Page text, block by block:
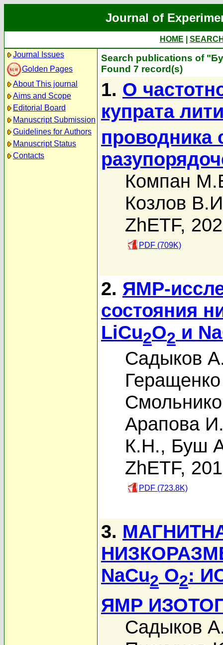
Journal of
HOME
Journal Issues
Golden Pages
About This journal
Aims and Scope
Editorial Board
Manuscript Submission
Guidelines for Authors
Manuscript Status
Contacts
Search publications of
Found 7 record(s)
1. О
купрата
проводника
Компан
Козлов
ZhETF,
PDF (709K)
2. ЯМР-
состояния
LiCu2O2 и
Садыков
Арапова
К.Н., Буш
ZhETF,
PDF (723.8K)
3.
NaCu2 O2:
ЯМР
Садыков